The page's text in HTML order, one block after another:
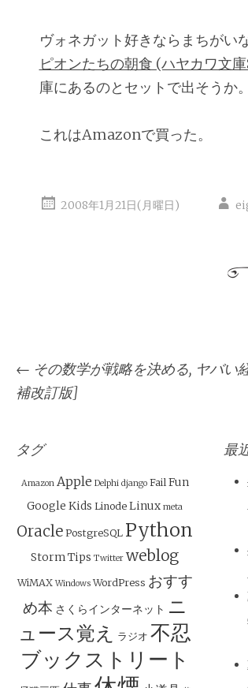
ヴォネガット好きならまちがい
ピオンたちの朝食 (ハヤカワ文
庫にあるのとセットで出そうか
これはAmazonで買った。
2008年1月21日(月曜日)
投
稿
ナ
ビ
ゲ
ー
シ
ョ
ン
← その数学が戦略を決める, ヤバい
補改訂版]
タグ
Amazon Apple Delphi django Fail Fun
Google Kids Linode Linux meta
Oracle PostgreSQL Python
StormTips Twitter weblog
WiMAX Windows WordPress おすす
め本 さくらインターネット ニ
ュース覚え
ラジオ 不忍
ブックストリート
最